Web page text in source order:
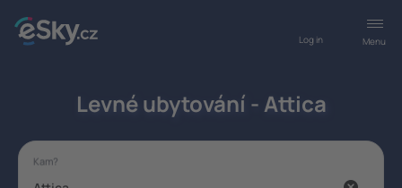
Menu
Log in
Levné ubytování - Attica